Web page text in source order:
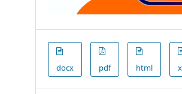
docx pdf html